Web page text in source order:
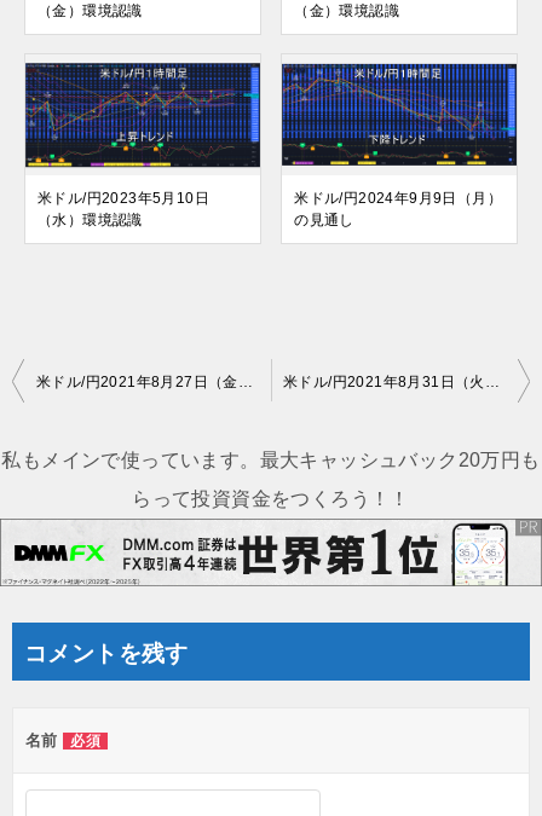
（金）環境認識
（金）環境認識
米ドル/円2023年5月10日
（水）環境認識
米ドル/円2024年9月9日（月）
の見通し
投
ナ
ョ
ン
米ドル/円2021年8月27日（金）環境認識 米ドル/円2021年8月31日（火）環境認識
私もメインで使っています。最大キャッシュバック20万円も
らって投資資金をつくろう！！
コメントを残す
名前 必須